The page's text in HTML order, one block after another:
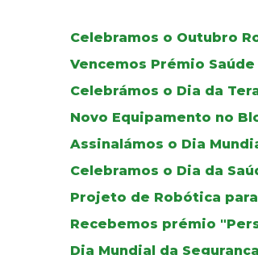
Celebramos o Outubro
Vencemos Prémio
Celebrámos o Dia da
Novo Equipamento no
Assinalámos o Dia
Celebramos o Dia da
Projeto de Robótica
Recebemos prémio
Dia Mundial da